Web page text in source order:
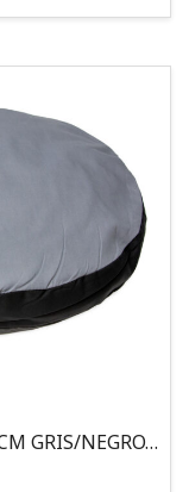
COJIN, OVAL DOC BED 90 X 66 X 10CM GRIS/NEGRO, 95°